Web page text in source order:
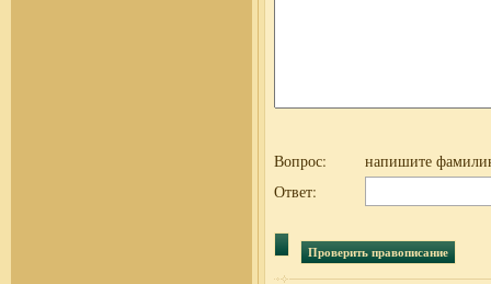
Вопрос:
напишите
Ответ: